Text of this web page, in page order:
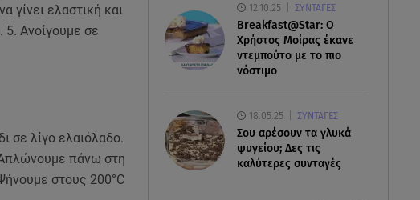
12.10.25 ΣΥΝΤΑΓΕΣ
Breakfast@Star: O
Xρήστος Μοίρας έκανε
ντεμπούτο με το πιο
νόστιμο
18.05.25 ΣΥΝΤΑΓΕΣ
Σου αρέσουν τα γλυκά
ψυγείου; Δες τις
καλύτερες συνταγές
γίνει ελαστική και
Ανοίγουμε σε
σε λίγο ελαιόλαδο.
πάνω στη
στους 200°C